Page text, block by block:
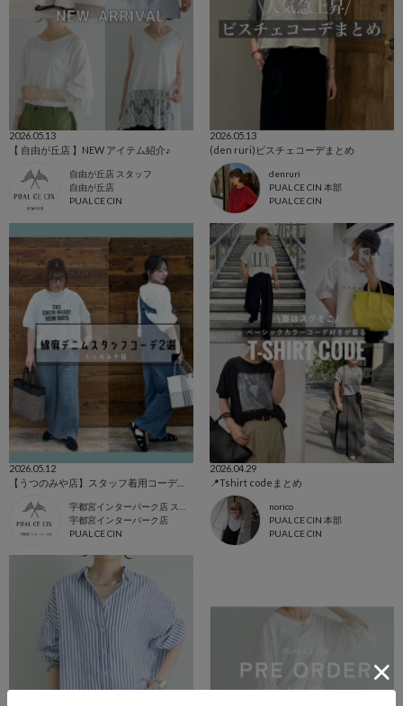
2026.05.13
【 自由が丘店 】NEW アイテム紹介♪
自由が丘店 スタッフ
自由が丘店
PUAL CE CIN
2026.05.13
(den ruri)ビスチェコーデまとめ
denruri
PUAL CE CIN 本部
PUAL CE CIN
2026.05.12
宇都宮インターパーク店
PUAL CE CIN
2026.04.29
📍Tshirt codeまとめ
norico
PUAL CE CIN 本部
PUAL CE CIN